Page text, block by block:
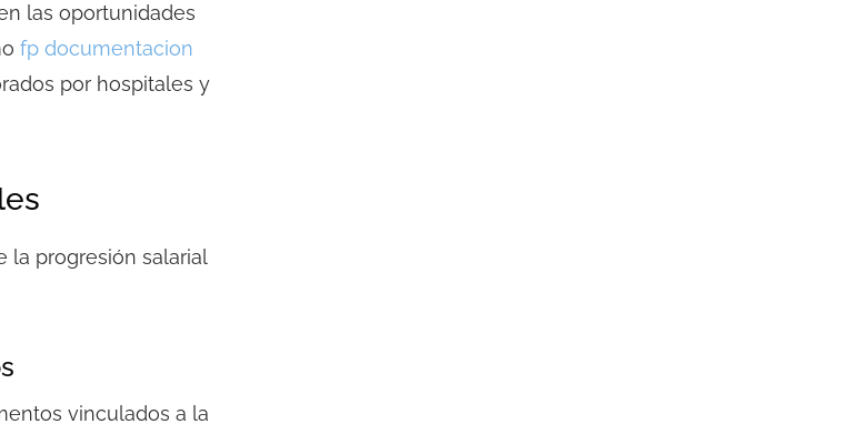
las oportunidades
fp documentacion
por hospitales y
la progresión salarial
vinculados a la